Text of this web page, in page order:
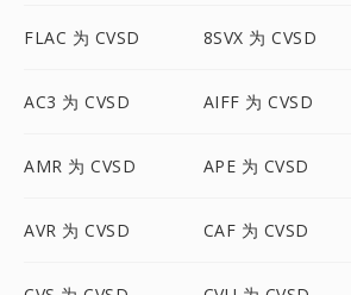
FLAC 为 CVSD 8SVX 为 CVSD
AC3 为 CVSD AIFF 为 CVSD
AMR 为 CVSD APE 为 CVSD
AVR 为 CVSD CAF 为 CVSD